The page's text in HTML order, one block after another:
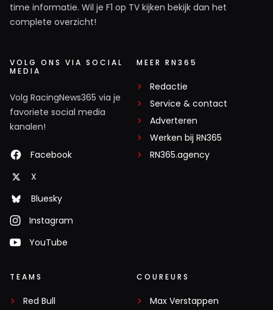
time informatie. Wil je F1 op TV kijken bekijk dan het
complete overzicht!
VOLG ONS VIA SOCIAL
MEDIA
Volg RacingNews365 via je
favoriete social media
kanalen!
Facebook
X
Bluesky
Instagram
YouTube
MEER RN365
Redactie
Service & contact
Adverteren
Werken bij RN365
RN365.agency
TEAMS
Red Bull
COUREURS
Max Verstappen